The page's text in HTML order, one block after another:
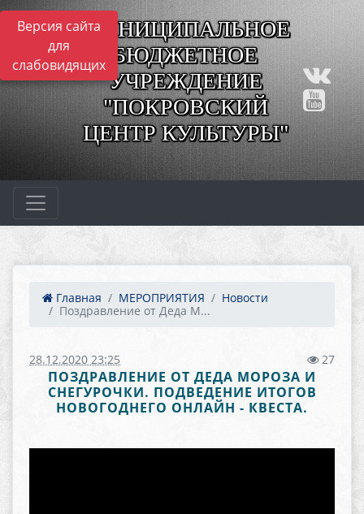
Версия сайта
для
слабовидящих
МУНИЦИПАЛЬНОЕ
БЮДЖЕТНОЕ
УЧРЕЖДЕНИЕ
"ПОКРОВСКИЙ
ЦЕНТР КУЛЬТУРЫ"
Главная МЕРОПРИЯТИЯ
Новости
Поздравление от Деда М...
28.12.2020 23:25 27
ПОЗДРАВЛЕНИЕ ОТ ДЕДА МОРОЗА И
СНЕГУРОЧКИ. ПОДВЕДЕНИЕ ИТОГОВ
НОВОГОДНЕГО ОНЛАЙН - КВЕСТА.